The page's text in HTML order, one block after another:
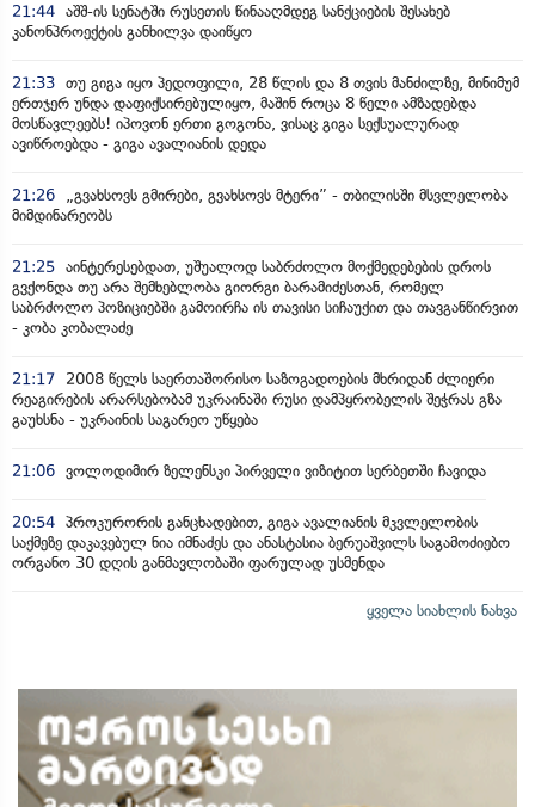
21:44 აშშ-ის სენატში რუსეთის წინააღმდეგ სანქციების შესახებ
კანონპროექტის განხილვა დაიწყო
21:33 თუ გიგა იყო პედოფილი, 28 წლის და 8 თვის მანძილზე, მინიმუმ
ერთჯერ უნდა დაფიქსირებულიყო, მაშინ როცა 8 წელი ამზადებდა
მოსწავლეებს! იპოვონ ერთი გოგონა, ვისაც გიგა სექსუალურად
ავიწროებდა - გიგა ავალიანის დედა
21:26
„გვახსოვს გმირები, გვახსოვს მტერი” - თბილისში მსვლელობა
მიმდინარეობს
21:25 აინტერესებდათ, უშუალოდ საბრძოლო მოქმედებების დროს
გვქონდა თუ არა შემხებლობა გიორგი ბარამიძესთან, რომელ
საბრძოლო პოზიციებში გამოირჩა ის თავისი სიჩაუქით და თავგანწირვით
- კობა კობალაძე
21:17
2008 წელს საერთაშორისო საზოგადოების მხრიდან ძლიერი
რეაგირების არარსებობამ უკრაინაში რუსი დამპყრობელის შეჭრას გზა
გაუხსნა - უკრაინის საგარეო უწყება
21:06 ვოლოდიმირ ზელენსკი პირველი ვიზიტით სერბეთში ჩავიდა
20:54 პროკურორის განცხადებით, გიგა ავალიანის მკვლელობის
საქმეზე დაკავებულ ნია იმნაძეს და ანასტასია ბერუაშვილს საგამოძიებო
ორგანო 30 დღის განმავლობაში ფარულად უსმენდა
ყველა სიახლის ნახვა